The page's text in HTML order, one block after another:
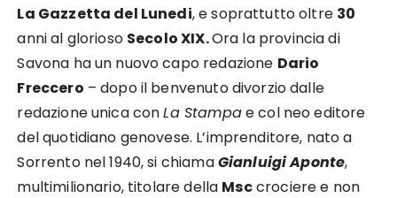
La Gazzetta del Lunedi, e soprattutto oltre 30
anni al glorioso Secolo XIX.Ora la provincia di
Savona ha un nuovo capo redazione Dario
Freccero – dopo il benvenuto divorzio dalle
redazione unica conLa Stampae col neo editore
del quotidiano genovese. L’imprenditore, nato a
Sorrento nel 1940, si chiamaGianluigi Aponte,
multimilionario, titolare della Msccrociere e non